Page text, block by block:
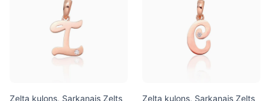
Zelta kulons, Sarkanais Zelts
Zelta kulons, Sarkanais Zelts